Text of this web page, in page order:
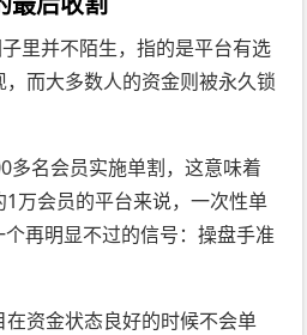
里并不陌生，指的是平台有选
而大多数人的资金则被永久锁
多名会员实施单割，这意味着
万会员的平台来说，一次性单
再明显不过的信号：操盘手准
资金状态良好的时候不会单